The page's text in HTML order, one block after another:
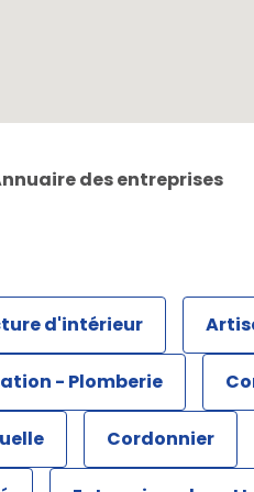
des entreprises
d'intérieur
- Plomberie
Cordonnier